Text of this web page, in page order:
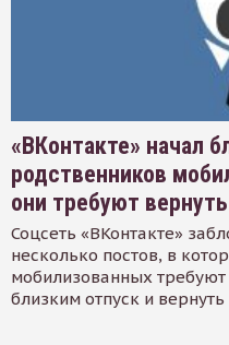
«ВКонтакте» начал
родственников
они требуют
Соцсеть «ВКонтакте»
несколько постов, в
мобилизованных
близким отпуск и